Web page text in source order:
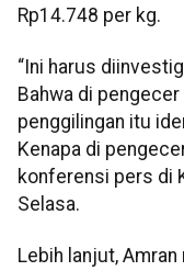
Rp14.748 per kg.
“Ini harus
Bahwa di
penggilingan itu
Kenapa di
konferensi pers di
Selasa.
Lebih lanjut,